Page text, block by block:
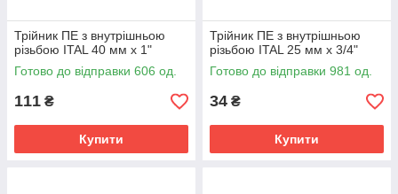
Трійник ПЕ з внутрішньою
різьбою ITAL 40 мм х 1"
Готово до відправки 606 од.
111 ₴
Купити
Трійник ПЕ з внутрішньою
різьбою ITAL 25 мм х 3/4"
Готово до відправки 981 од.
34 ₴
Купити